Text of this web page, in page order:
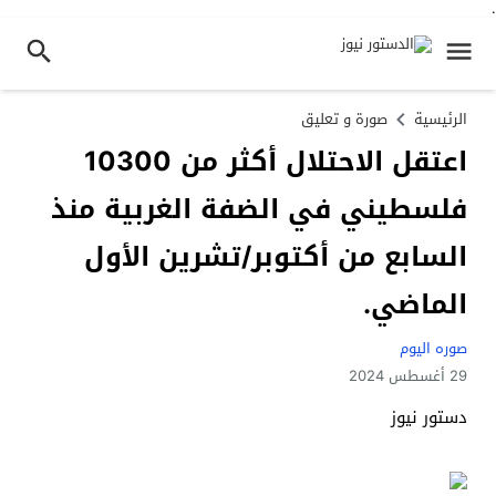
.
الرئيسية صورة و تعليق
اعتقل الاحتلال أكثر من 10300
فلسطيني في الضفة الغربية منذ
السابع من أكتوبر/تشرين الأول
الماضي.
صوره اليوم
29 أغسطس 2024
دستور نيوز